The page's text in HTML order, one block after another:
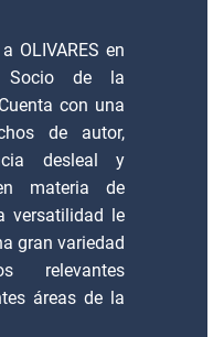
OLIVARES en
Socio de la
con una
de autor,
desleal y
materia de
versatilidad le
gran variedad
relevantes
áreas de la